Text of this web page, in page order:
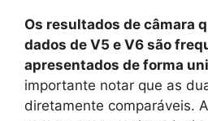
Os resultados de câmara
dados de V5 e V6 são
apresentados de forma
importante notar que as
diretamente comparáveis.